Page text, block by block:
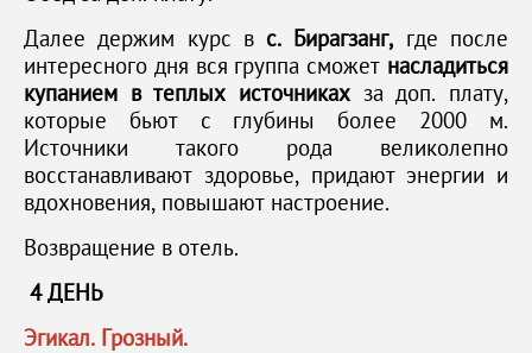
Далее держим курс в с. Бирагзанг, где после
интересного дня вся группа сможет насладиться
купанием в теплых источниках за доп. плату,
которые бьют с глубины более 2000 м.
Источники такого рода великолепно
восстанавливают здоровье, придают энергии и
вдохновения, повышают настроение.
Возвращение в отель.
4 ДЕНЬ
Эгикал. Грозный.